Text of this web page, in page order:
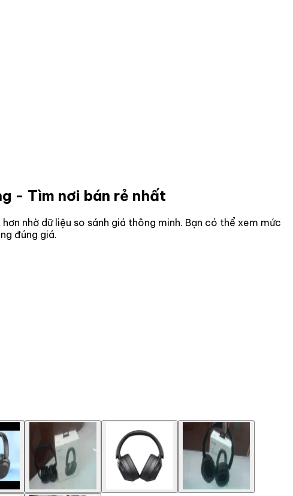
- Tìm nơi bán rẻ nhất
nhờ dữ liệu so sánh giá thông minh. Bạn có thể xem mức
đúng giá.